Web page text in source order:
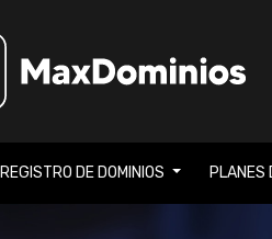
REGISTRO DE DOMINIOS PLANES